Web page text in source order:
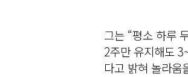
그는 “평소 하루
2주만 유지해도
다고 밝혀 놀라움